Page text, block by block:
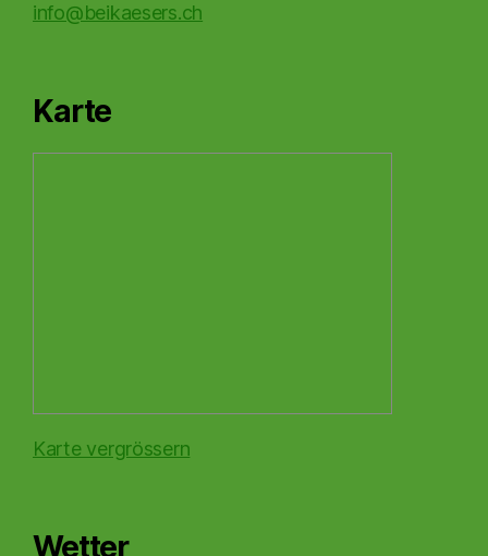
info@beikaesers.ch
Karte
Karte vergrössern
Wetter